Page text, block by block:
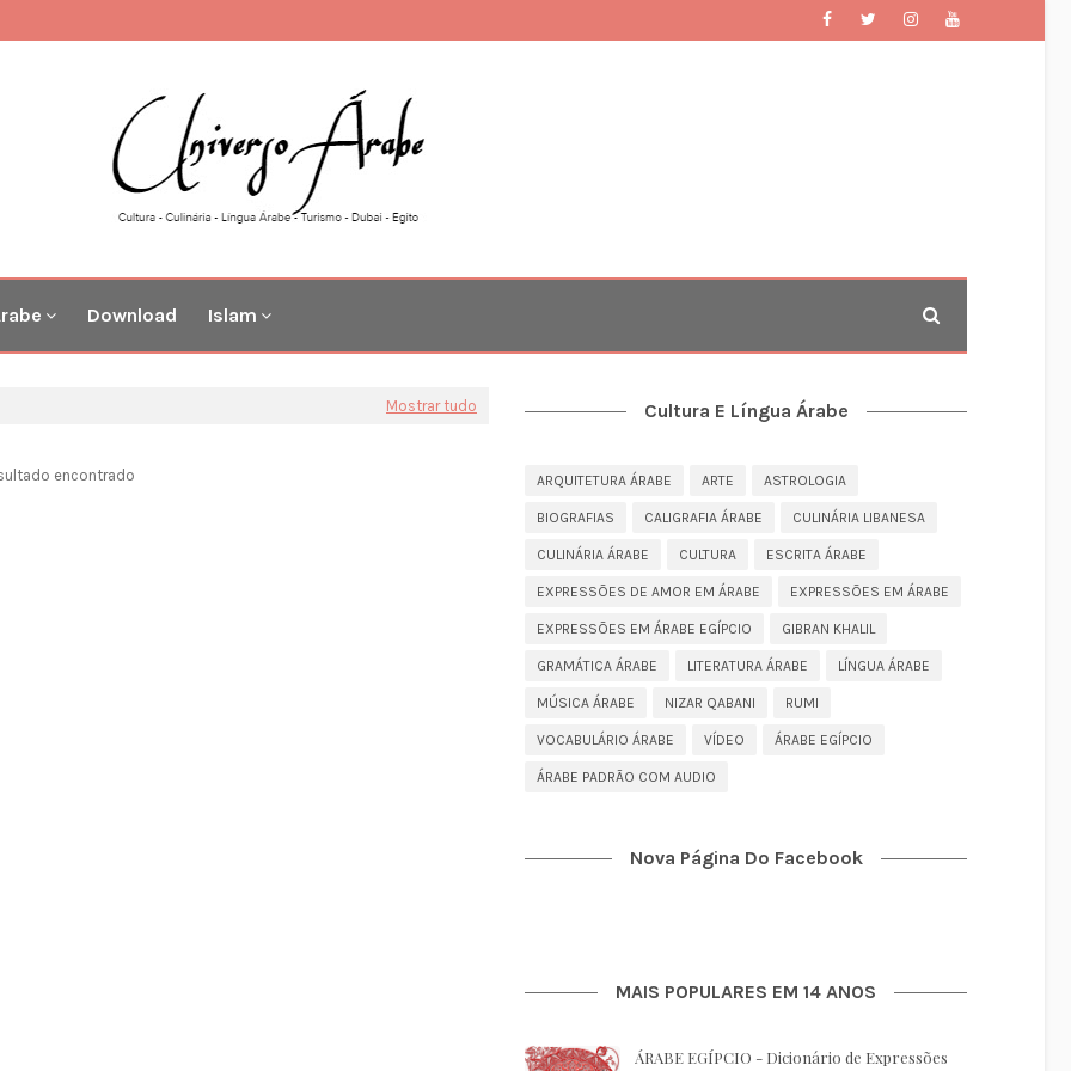
Download Islam
Mostrar tudo
encontrado
Cultura E Língua Árabe
ARQUITETURA ÁRABE ARTE ASTROLOGIA
BIOGRAFIAS CALIGRAFIA ÁRABE CULINÁRIA LIBANESA
CULINÁRIA ÁRABE CULTURA ESCRITA ÁRABE
EXPRESSÕES DE AMOR EM ÁRABE EXPRESSÕES EM ÁRABE
EXPRESSÕES EM ÁRABE EGÍPCIO GIBRAN KHALIL
GRAMÁTICA ÁRABE LITERATURA ÁRABE LÍNGUA ÁRABE
MÚSICA ÁRABE NIZAR QABANI RUMI
VOCABULÁRIO ÁRABE VÍDEO ÁRABE EGÍPCIO
ÁRABE PADRÃO COM AUDIO
Nova Página Do Facebook
MAIS POPULARES EM 14 ANOS
ÁRABE EGÍPCIO - Dicionário de Expressões